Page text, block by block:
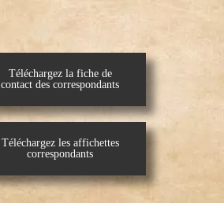
Téléchargez la fiche de
contact des correspondants
Téléchargez les affichettes
correspondants